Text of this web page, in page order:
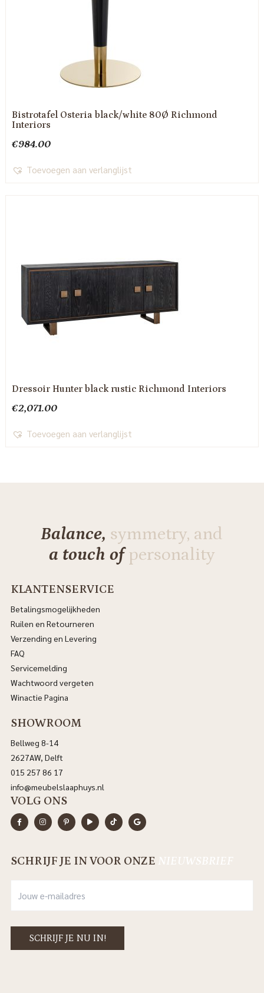
Bistrotafel Osteria black/white 80Ø Richmond
Interiors
€984.00
Toevoegen aan verlanglijst
Dressoir Hunter black rustic Richmond Interiors
€2,071.00
Toevoegen aan verlanglijst
Balance, symmetry, and
a touch ofpersonality
KLANTENSERVICE
Betalingsmogelijkheden
Ruilen en Retourneren
Verzending en Levering
FAQ
Servicemelding
Wachtwoord vergeten
Winactie Pagina
SHOWROOM
Bellweg 8-14
2627AW, Delft
015 257 86 17
info@meubelslaaphuys.nl
VOLG ONS
SCHRIJF JE IN VOOR ONZE NIEUWSBRIEF